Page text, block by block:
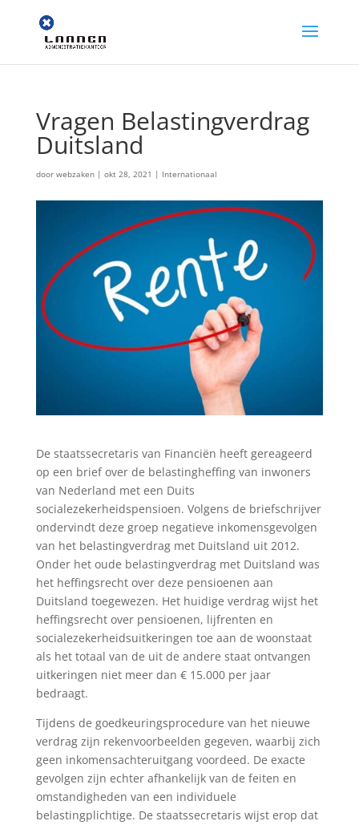
Vragen Belastingverdrag
Duitsland
door webzaken| okt 28, 2021 | Internationaal
De staatssecretaris van Financiën heeft gereageerd
op een brief over de belastingheffing van inwoners
van Nederland met een Duits
socialezekerheidspensioen. Volgens de briefschrijver
ondervindt deze groep negatieve inkomensgevolgen
van het belastingverdrag met Duitsland uit 2012.
Onder het oude belastingverdrag met Duitsland was
het heffingsrecht over deze pensioenen aan
Duitsland toegewezen. Het huidige verdrag wijst het
heffingsrecht over pensioenen, lijfrenten en
socialezekerheidsuitkeringen toe aan de woonstaat
als het totaal van de uit de andere staat ontvangen
uitkeringen niet meer dan € 15.000 per jaar
bedraagt.
Tijdens de goedkeuringsprocedure van het nieuwe
verdrag zijn rekenvoorbeelden gegeven, waarbij zich
geen inkomensachteruitgang voordeed. De exacte
gevolgen zijn echter afhankelijk van de feiten en
omstandigheden van een individuele
belastingplichtige. De staatssecretaris wijst erop dat